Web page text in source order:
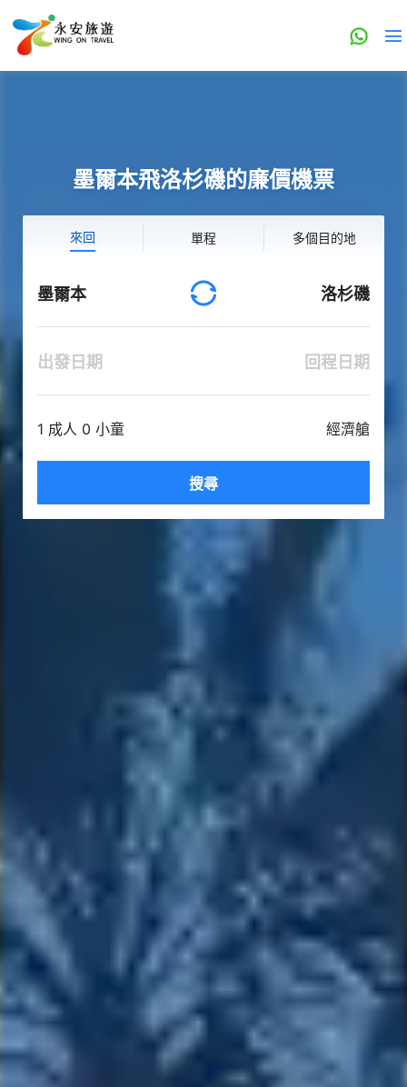
墨爾本飛洛杉磯的廉價機票
來回 單程 多個目的地
墨爾本 洛杉磯
出發日期 回程日期
1 成人 0 小童 經濟艙
搜尋